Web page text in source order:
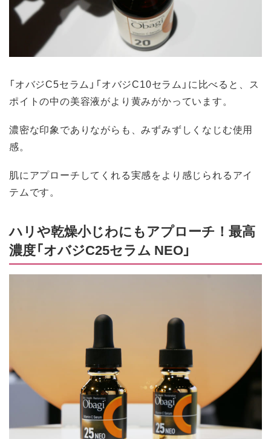
「オバジC5セラム」「オバジC10セラム」に比べると、ス
ポイトの中の美容液がより黄みがかっています。
濃密な印象でありながらも、みずみずしくなじむ使用
感。
肌にアプローチしてくれる実感をより感じられるアイ
テムです。
ハリや乾燥小じわにもアプローチ！最高
濃度「オバジC25セラム NEO」